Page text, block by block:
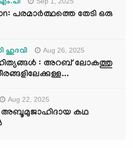
പരമാർത്ഥത്തെ തേടി ഒരു
ഹുദവി Aug 26, 2025
: അറബ് ലോകത്തു
Aug 22, 2025
കഥ